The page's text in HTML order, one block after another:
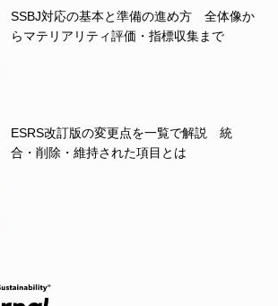
SSBJ対応の基本と準備の進め方 全体像か
らマテリアリティ評価・指標収集まで
ESRS改訂版の変更点を一覧で解説 統
合・削除・維持された項目とは